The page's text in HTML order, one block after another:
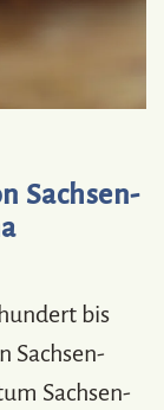
Sachsen-
bis
Sachsen-
Sachsen-